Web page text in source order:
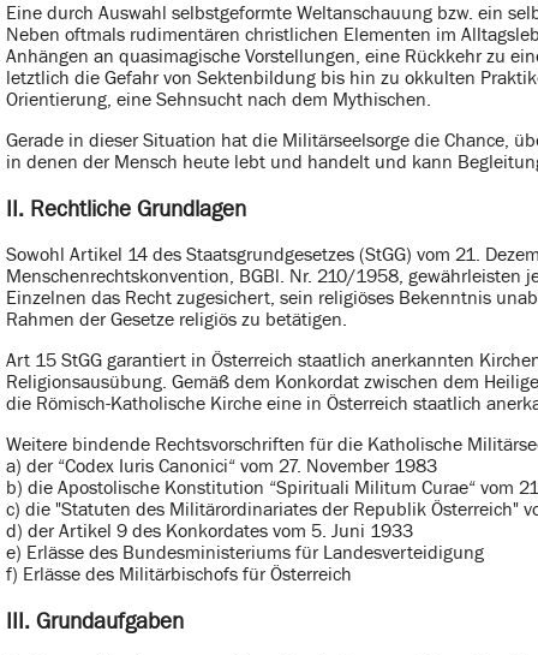
Eine durch Auswahl selbstgeformte Weltanschauung bzw. ein
Neben oftmals rudimentären christlichen Elementen im
Anhängen an quasimagische Vorstellungen, eine Rückkehr zu
letztlich die Gefahr von Sektenbildung bis hin zu okkulten
Orientierung, eine Sehnsucht nach dem Mythischen.
Gerade in dieser Situation hat die Militärseelsorge die Chance,
in denen der Mensch heute lebt und handelt und kann
II. Rechtliche Grundlagen
Sowohl Artikel 14 des Staatsgrundgesetzes (StGG) vom 21.
Menschenrechtskonvention, BGBl. Nr. 210/1958,
Einzelnen das Recht zugesichert, sein religiöses Bekenntnis
Rahmen der Gesetze religiös zu betätigen.
Art 15 StGG garantiert in Österreich staatlich anerkannten
Religionsausübung. Gemäß dem Konkordat zwischen dem
die Römisch-Katholische Kirche eine in Österreich staatlich
Weitere bindende Rechtsvorschriften für die Katholische
a) der “Codex Iuris Canonici“ vom 27. November 1983
b) die Apostolische Konstitution “Spirituali Militum Curae“ vom
c) die "Statuten des Militärordinariates der Republik Österreich"
d) der Artikel 9 des Konkordates vom 5. Juni 1933
e) Erlässe des Bundesministeriums für Landesverteidigung
f) Erlässe des Militärbischofs für Österreich
III. Grundaufgaben